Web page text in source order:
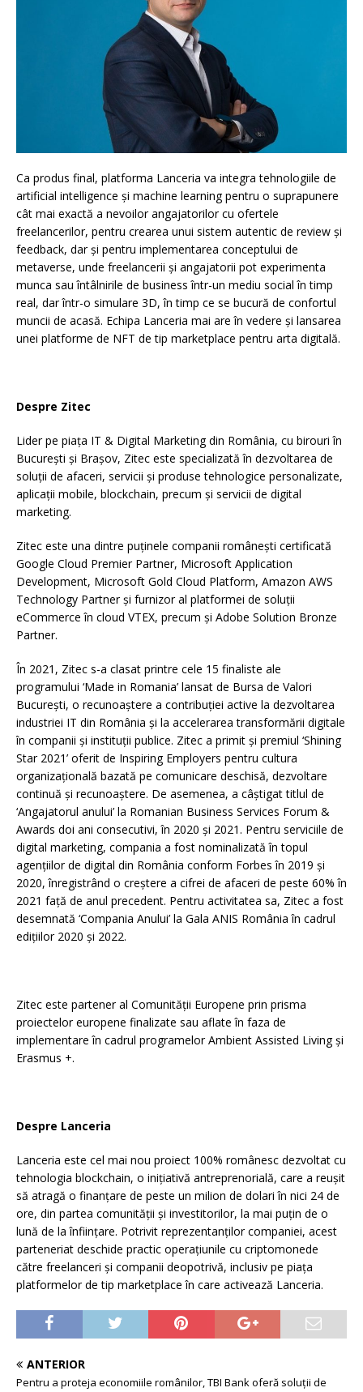
Ca produs final, platforma Lanceria va integra tehnologiile de
artificial intelligence și machine learning pentru o suprapunere
cât mai exactă a nevoilor angajatorilor cu ofertele
freelancerilor, pentru crearea unui sistem autentic de review și
feedback, dar și pentru implementarea conceptului de
metaverse, unde freelancerii și angajatorii pot experimenta
munca sau întâlnirile de business într-un mediu social în timp
real, dar într-o simulare 3D, în timp ce se bucură de confortul
muncii de acasă. Echipa Lanceria mai are în vedere și lansarea
unei platforme de NFT de tip marketplace pentru arta digitală.
Despre Zitec
Lider pe piața IT & Digital Marketing din România, cu birouri în
București și Brașov, Zitec este specializată în dezvoltarea de
soluții de afaceri, servicii și produse tehnologice personalizate,
aplicații mobile, blockchain, precum și servicii de digital
marketing.
Zitec este una dintre puținele companii românești certificată
Google Cloud Premier Partner, Microsoft Application
Development, Microsoft Gold Cloud Platform, Amazon AWS
Technology Partner și furnizor al platformei de soluții
eCommerce în cloud VTEX, precum și Adobe Solution Bronze
Partner.
În 2021, Zitec s-a clasat printre cele 15 finaliste ale
programului ‘Made in Romania’ lansat de Bursa de Valori
București, o recunoaștere a contribuției active la dezvoltarea
industriei IT din România și la accelerarea transformării digitale
în companii și instituții publice. Zitec a primit și premiul ‘Shining
Star 2021’ oferit de Inspiring Employers pentru cultura
organizațională bazată pe comunicare deschisă, dezvoltare
continuă și recunoaștere. De asemenea, a câștigat titlul de
‘Angajatorul anului’ la Romanian Business Services Forum &
Awards doi ani consecutivi, în 2020 și 2021. Pentru serviciile de
digital marketing, compania a fost nominalizată în topul
agențiilor de digital din România conform Forbes în 2019 și
2020, înregistrând o creștere a cifrei de afaceri de peste 60% în
2021 față de anul precedent. Pentru activitatea sa, Zitec a fost
desemnată ‘Compania Anului’ la Gala ANIS România în cadrul
edițiilor 2020 și 2022.
Zitec este partener al Comunității Europene prin prisma
proiectelor europene finalizate sau aflate în faza de
implementare în cadrul programelor Ambient Assisted Living și
Erasmus +.
Despre Lanceria
Lanceria este cel mai nou proiect 100% românesc dezvoltat cu
tehnologia blockchain, o iniţiativă antreprenorială, care a reuşit
să atragă o finanţare de peste un milion de dolari în nici 24 de
ore, din partea comunităţii şi investitorilor, la mai puţin de o
lună de la înfiinţare. Potrivit reprezentanţilor companiei, acest
parteneriat deschide practic operaţiunile cu criptomonede
către freelanceri şi companii deopotrivă, inclusiv pe piaţa
platformelor de tip marketplace în care activează Lanceria.
ANTERIOR
Pentru a proteja economiile românilor, TBI Bank oferă soluții de